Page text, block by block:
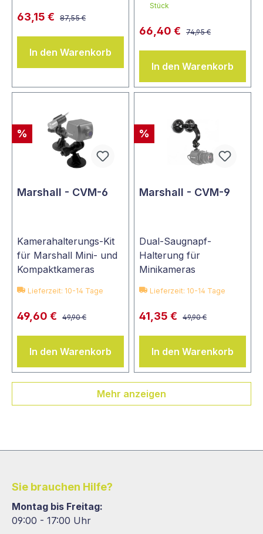
63,15 € 87,55 €
In den Warenkorb
Stück
66,40 € 74,95 €
In den Warenkorb
%
Marshall - CVM-6
Kamerahalterungs-Kit
für Marshall Mini- und
Kompaktkameras
Lieferzeit: 10-14 Tage
49,60 € 49,90 €
In den Warenkorb
%
Marshall - CVM-9
Dual-Saugnapf-
Halterung für
Minikameras
Lieferzeit: 10-14 Tage
41,35 € 49,90 €
In den Warenkorb
Mehr anzeigen
Sie brauchen Hilfe?
Montag bis Freitag:
09:00 - 17:00 Uhr